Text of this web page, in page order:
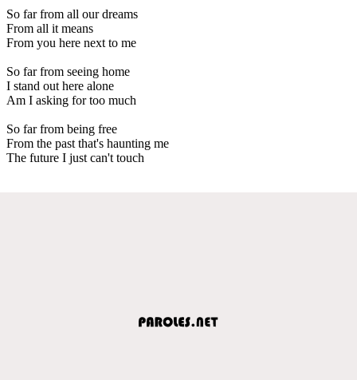
So far from all our dreams
From all it means
From you here next to me
So far from seeing home
I stand out here alone
Am I asking for too much
So far from being free
From the past that's haunting me
The future I just can't touch